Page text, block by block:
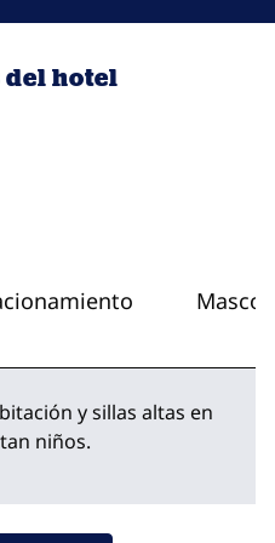
hotel
y sillas altas en
niños.